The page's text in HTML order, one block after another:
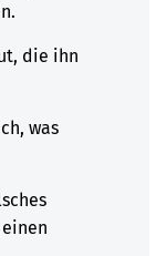
die ihn
was